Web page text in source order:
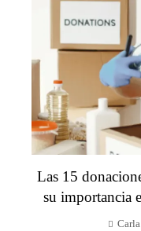
Las 15
su importancia